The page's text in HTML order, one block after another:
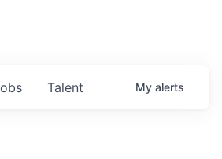
Talent My alerts